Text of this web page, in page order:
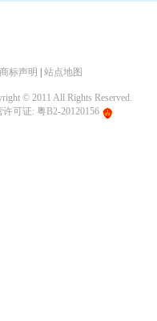
商标声明 站点地图
© 2011 All Rights Reserved.
可证: 粤B2-20120156